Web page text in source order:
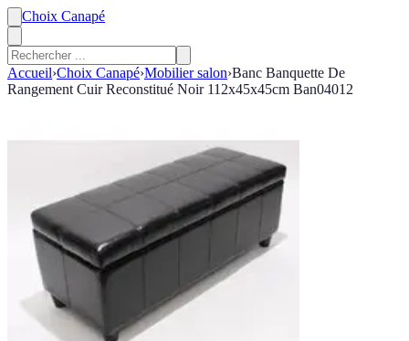
Choix Canapé
Accueil›Choix Canapé›Mobilier salon›Banc Banquette De
Rangement Cuir Reconstitué Noir 112x45x45cm Ban04012